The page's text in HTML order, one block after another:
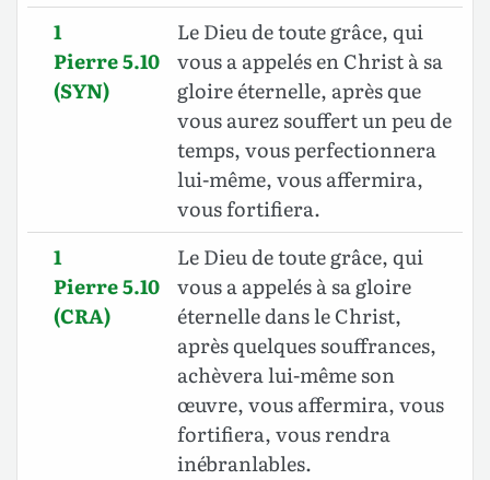
1
Pierre 5.10
(SYN)
Le Dieu de toute grâce, qui
vous a appelés en Christ à sa
gloire éternelle, après que
vous aurez souffert un peu de
temps, vous perfectionnera
lui-même, vous affermira,
vous fortifiera.
1
Pierre 5.10
(CRA)
Le Dieu de toute grâce, qui
vous a appelés à sa gloire
éternelle dans le Christ,
après quelques souffrances,
achèvera lui-même son
œuvre, vous affermira, vous
fortifiera, vous rendra
inébranlables.